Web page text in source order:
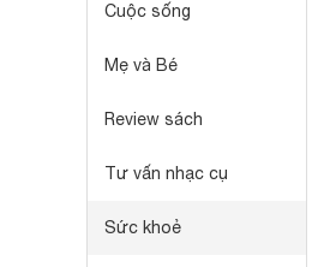
Cuộc sống
Mẹ và Bé
Review sách
Tư vấn nhạc cụ
Sức khoẻ